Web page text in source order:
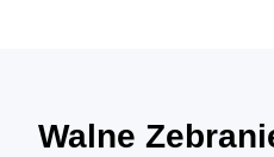
Walne